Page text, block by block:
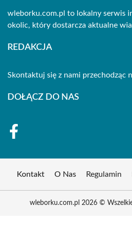
wleborku.com.pl to lokalny serwis
okolic, który dostarcza aktualne
REDAKCJA
Skontaktuj się z nami przechodząc
DOŁĄCZ DO NAS
Kontakt O Nas Regulamin
wleborku.com.pl 2026 ©